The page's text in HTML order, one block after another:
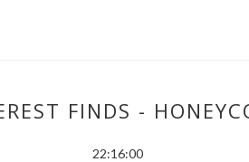
FINDS -
22:16:00